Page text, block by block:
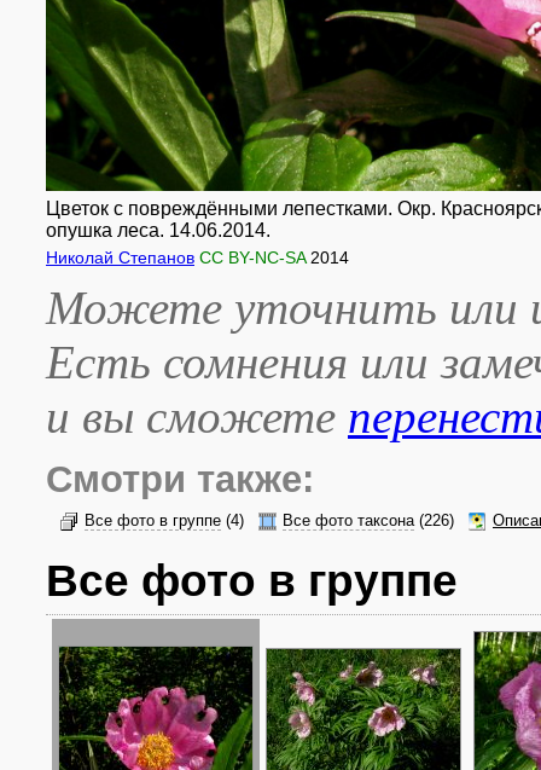
Цветок с повреждёнными лепестками. Окр.
опушка леса. 14.06.2014.
Николай Степанов CC BY-NC-SA 2014
Можете уточнить или
Есть сомнения или
и вы сможете
Смотри также:
Все фото в группе (4) Все фото таксона(226)
Все фото в группе